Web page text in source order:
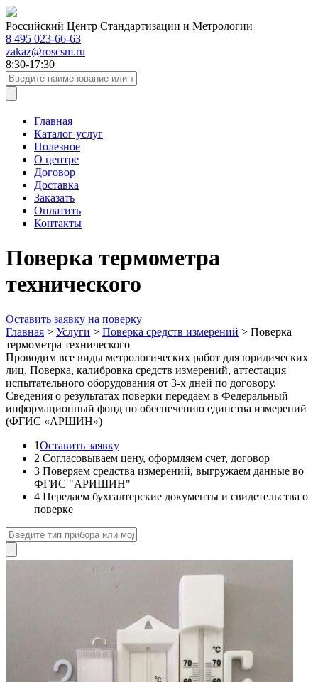
Российский Центр Стандартизации и Метрологии
8 495 023-66-63
zakaz@roscsm.ru
8:30-17:30
Главная
Каталог услуг
Полезное
О центре
Договор
Доставка
Заказать
Оплатить
Контакты
Поверка термометра
технического
Оставить заявку на поверку
Главная > Услуги > Поверка средств измерений > Поверка
термометра технического
Проводим все виды метрологических работ для юридических
лиц. Поверка, калибровка средств измерений, аттестация
испытательного оборудования от 3-х дней по договору.
Сведения о результатах поверки передаем в Федеральный
информационный фонд по обеспечению единства измерений
(ФГИС «АРШИН»)
1Оставить заявку
2 Согласовываем цену, оформляем счет, договор
3 Поверяем средства измерений, выгружаем данные во
ФГИС "АРИШИН"
4 Передаем бухгалтерские документы и свидетельства о
поверке